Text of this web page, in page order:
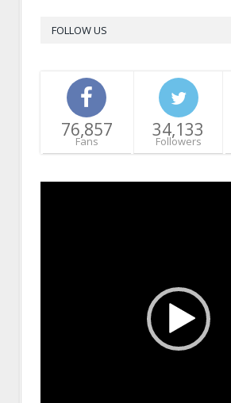
FOLLOW US
76,857
Fans
34,133
Followers